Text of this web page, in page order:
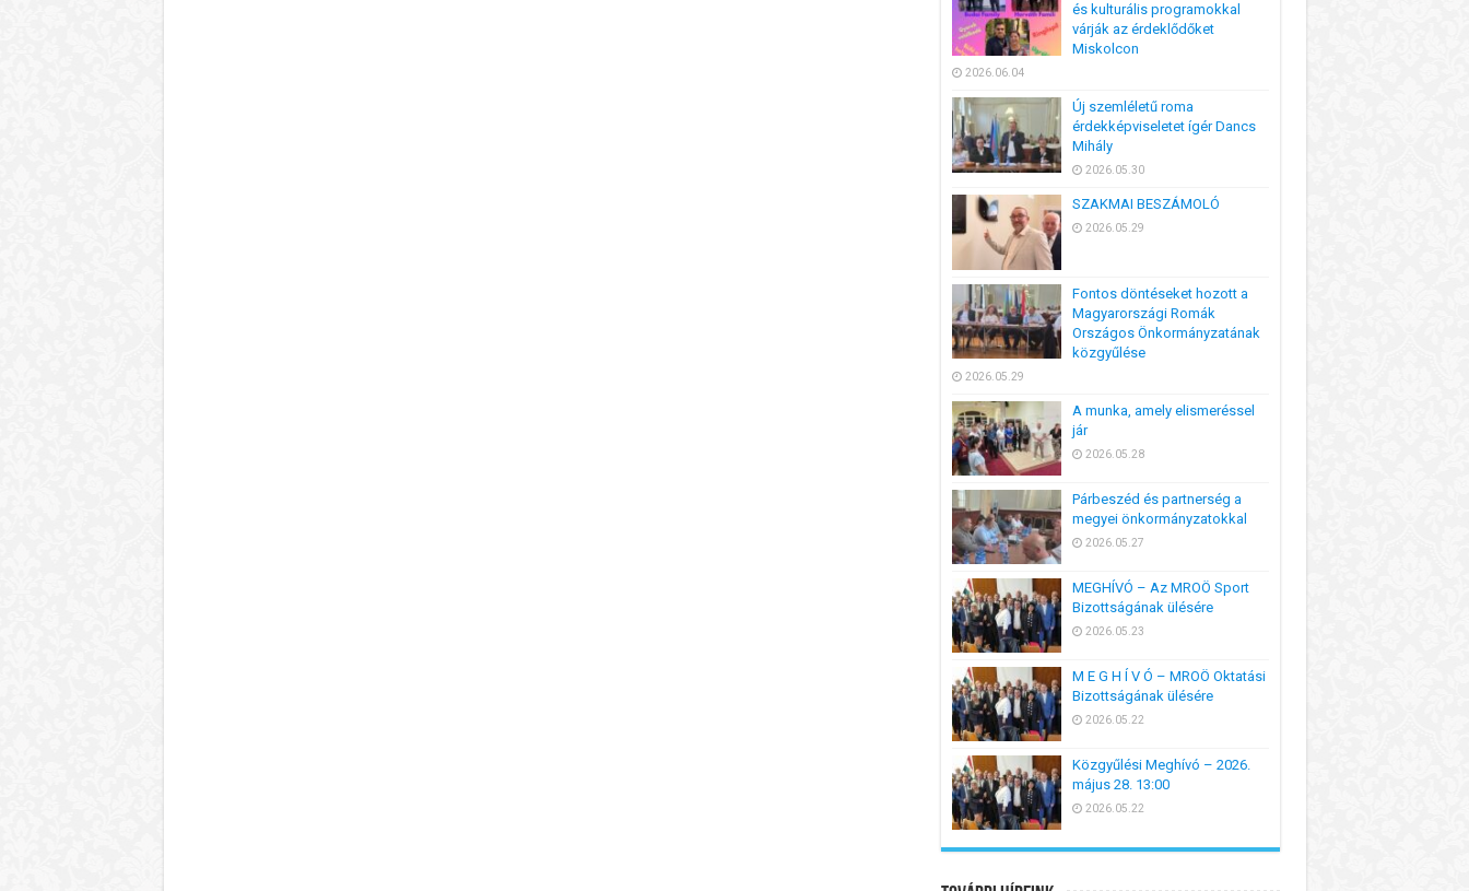
és kulturális programokkal
várják az érdeklődőket
Miskolcon
2026.06.04
Új szemléletű roma
érdekképviseletet ígér Dancs
Mihály
2026.05.30
SZAKMAI BESZÁMOLÓ
2026.05.29
Fontos döntéseket hozott a
Magyarországi Romák
Országos Önkormányzatának
közgyűlése
2026.05.29
A munka, amely elismeréssel
jár
2026.05.28
Párbeszéd és partnerség a
megyei önkormányzatokkal
2026.05.27
MEGHÍVÓ – Az MROÖ Sport
Bizottságának ülésére
2026.05.23
M E G H Í V Ó – MROÖ Oktatási
Bizottságának ülésére
2026.05.22
Közgyűlési Meghívó – 2026.
május 28. 13:00
2026.05.22